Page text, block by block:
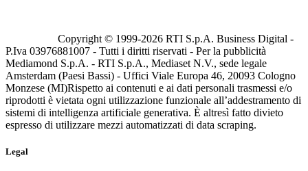
Copyright © 1999-2026 RTI S.p.A. Business Digital -
P.Iva 03976881007 - Tutti i diritti riservati - Per la pubblicità
Mediamond S.p.A. - RTI S.p.A., Mediaset N.V., sede legale
Amsterdam (Paesi Bassi) - Uffici Viale Europa 46, 20093 Cologno
Monzese (MI)Rispetto ai contenuti e ai dati personali trasmessi e/o
riprodotti è vietata ogni utilizzazione funzionale all’addestramento di
sistemi di intelligenza artificiale generativa. È altresì fatto divieto
espresso di utilizzare mezzi automatizzati di data scraping.
Legal